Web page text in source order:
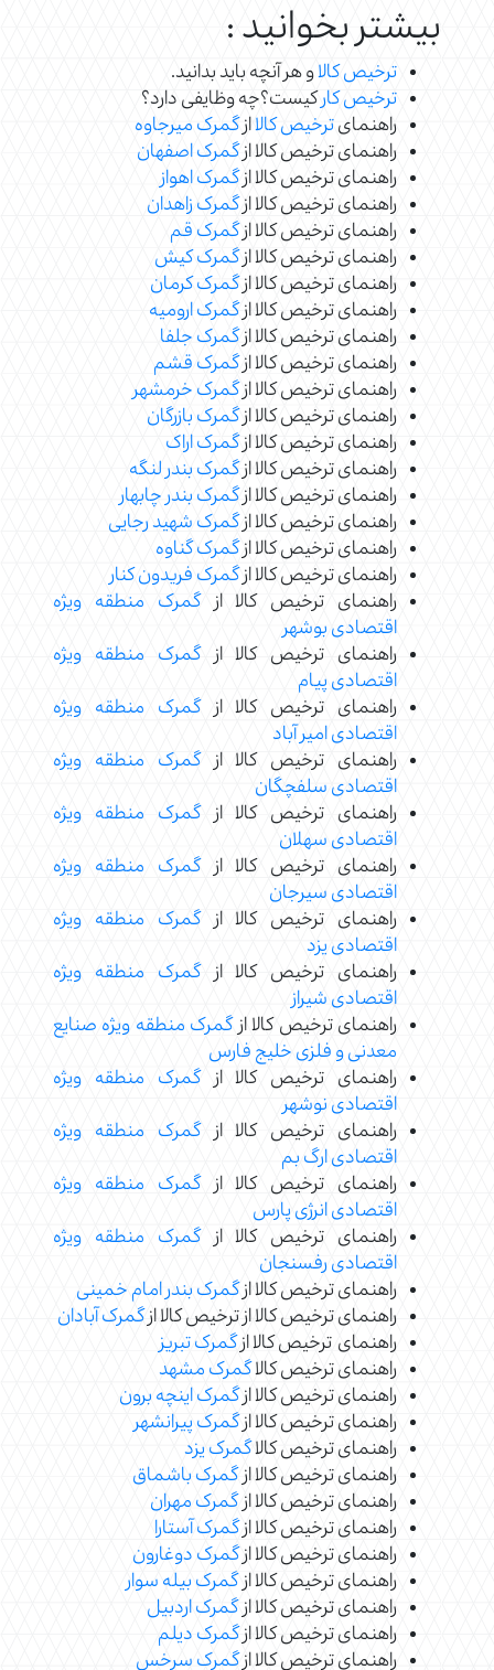
بیشتر بخوانید :
ترخیص کالاو هر آنچه باید بدانید.
ترخیص کارکیست؟چه وظایفی دارد؟
راهنمایترخیص کالاازگمرک میرجاوه
راهنمای ترخیص کالا ازگمرک اصفهان
راهنمای ترخیص کالا ازگمرک اهواز
راهنمای ترخیص کالا ازگمرک زاهدان
راهنمای ترخیص کالا ازگمرک قم
راهنمای ترخیص کالا ازگمرک کیش
راهنمای ترخیص کالا ازگمرک کرمان
راهنمای ترخیص کالا ازگمرک ارومیه
راهنمای ترخیص کالا ازگمرک جلفا
راهنمای ترخیص کالا ازگمرک قشم
راهنمای ترخیص کالا ازگمرک خرمشهر
راهنمای ترخیص کالا ازگمرک بازرگان
راهنمای ترخیص کالا ازگمرک اراک
راهنمای ترخیص کالا ازگمرک بندر لنگه
راهنمای ترخیص کالا ازگمرک بندر چابهار
راهنمای ترخیص کالا ازگمرک شهید رجایی
راهنمای ترخیص کالا ازگمرک گناوه
راهنمای ترخیص کالا ازگمرک فریدون کنار
راهنمای ترخیص کالا ازگمرک منطقه ویژه
اقتصادی بوشهر
راهنمای ترخیص کالا ازگمرک منطقه ویژه
اقتصادی پیام
راهنمای ترخیص کالا ازگمرک منطقه ویژه
اقتصادی امیر آباد
راهنمای ترخیص کالا ازگمرک منطقه ویژه
اقتصادی سلفچگان
راهنمای ترخیص کالا ازگمرک منطقه ویژه
اقتصادی سهلان
راهنمای ترخیص کالا ازگمرک منطقه ویژه
اقتصادی سیرجان
راهنمای ترخیص کالا ازگمرک منطقه ویژه
اقتصادی یزد
راهنمای ترخیص کالا ازگمرک منطقه ویژه
اقتصادی شیراز
راهنمای ترخیص کالا ازگمرک منطقه ویژه صنایع
معدنی و فلزی خلیج فارس
راهنمای ترخیص کالا ازگمرک منطقه ویژه
اقتصادی نوشهر
راهنمای ترخیص کالا ازگمرک منطقه ویژه
اقتصادی ارگ بم
راهنمای ترخیص کالا ازگمرک منطقه ویژه
اقتصادی انرژی پارس
راهنمای ترخیص کالا ازگمرک منطقه ویژه
اقتصادی رفسنجان
راهنمای ترخیص کالا ازگمرک بندر امام خمینی
راهنمای ترخیص کالا از ترخیص کالا ازگمرک آبادان
راهنمای ترخیص کالا ازگمرک تبریز
راهنمای ترخیص کالاگمرک مشهد
راهنمای ترخیص کالا ازگمرک اینچه برون
راهنمای ترخیص کالا ازگمرک پیرانشهر
راهنمای ترخیص کالاگمرک یزد
راهنمای ترخیص کالا ازگمرک باشماق
راهنمای ترخیص کالا ازگمرک مهران
راهنمای ترخیص کالا ازگمرک آستارا
راهنمای ترخیص کالا ازگمرک دوغارون
راهنمای ترخیص کالا ازگمرک بیله سوار
راهنمای ترخیص کالا ازگمرک اردبیل
راهنمای ترخیص کالا ازگمرک دیلم
راهنمای ترخیص کالا ازگمرک سرخس